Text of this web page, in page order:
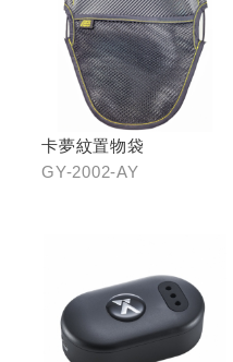
卡夢紋置物袋
GY-2002-AY